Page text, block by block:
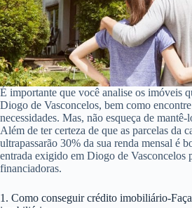
É importante que você analise os imóveis
Diogo de Vasconcelos, bem como
necessidades. Mas, não esqueça de
Além de ter certeza de que as parcelas da
ultrapassarão 30% da sua renda mensal é
entrada exigido em Diogo de Vasconcelos
financiadoras.
1. Como conseguir crédito imobiliário-